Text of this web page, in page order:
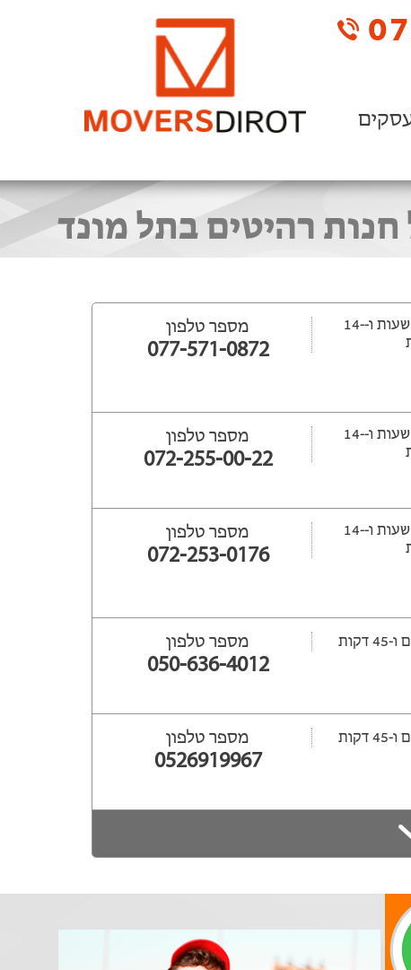
ייפתח עוד -16 שעות ‫ו--14
מספר טלפון
077-571-0872
ייפתח עוד -15 שעות ‫ו--14
מספר טלפון
072-255-00-22
ייפתח עוד -14 שעות ‫ו--14
מספר טלפון
072-253-0176
מספר טלפון
050-636-4012
מספר טלפון
0526919967